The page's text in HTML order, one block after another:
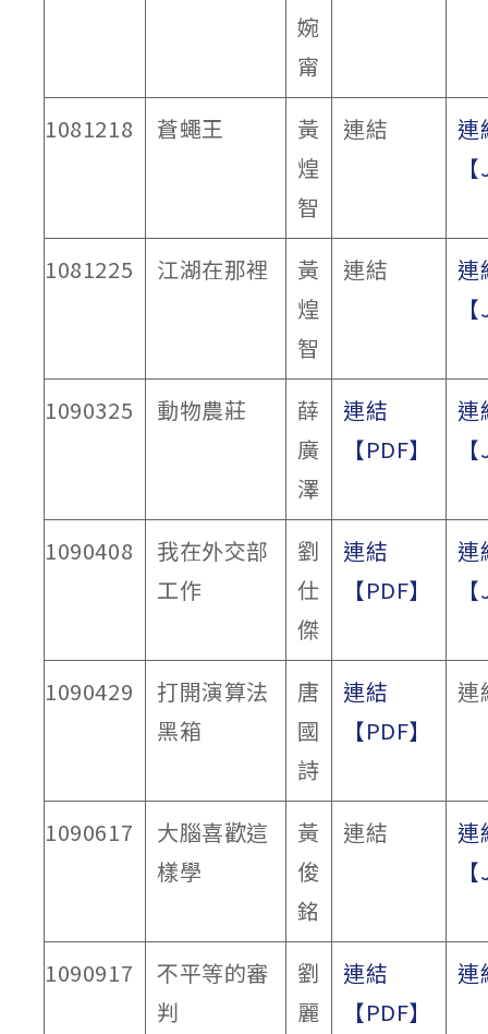
婉
甯
1081218 蒼蠅王
黃
煌
智
連結
連
1081225 江湖在那裡
黃
煌
智
連結
連
1090325 動物農莊
薛
廣
澤
連結
【PDF】
連
1090408
我在外交部
工作
劉
仕
傑
連結
【PDF】
連
1090429
打開演算法
黑箱
唐
國
詩
連結
【PDF】
連
1090617
大腦喜歡這
樣學
黃
俊
銘
連結
連
1090917
不平等的審
判
劉
麗
連結
【PDF】
連